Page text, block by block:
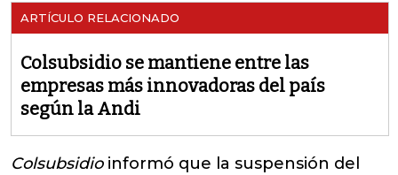
ARTÍCULO RELACIONADO
Colsubsidio se mantiene entre las
empresas más innovadoras del país
según la Andi
Colsubsidioinformó que la suspensión del